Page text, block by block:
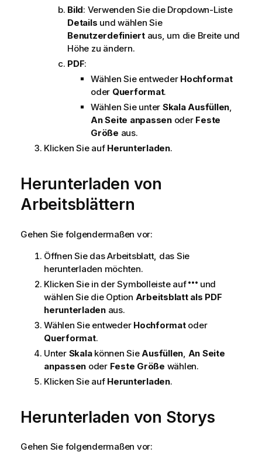
Bild: Verwenden Sie die Dropdown-Liste
Details und wählen Sie
Benutzerdefiniertaus, um die Breite und
Höhe zu ändern.
PDF:
Wählen Sie entweder Hochformat
oder Querformat.
Wählen Sie unter SkalaAusfüllen,
An Seite anpassenoder Feste
Größe aus.
Klicken Sie auf Herunterladen.
Herunterladen von
Arbeitsblättern
Gehen Sie folgendermaßen vor:
Öffnen Sie das Arbeitsblatt, das Sie
herunterladen möchten.
Klicken Sie in der Symbolleiste auf
und
wählen Sie die Option Arbeitsblatt als PDF
herunterladenaus.
Wählen Sie entweder Hochformatoder
Querformat.
Unter Skalakönnen Sie Ausfüllen An Seite
anpassen oder Feste Größe wählen.
Klicken Sie auf Herunterladen.
Herunterladen von Storys
Gehen Sie folgendermaßen vor: